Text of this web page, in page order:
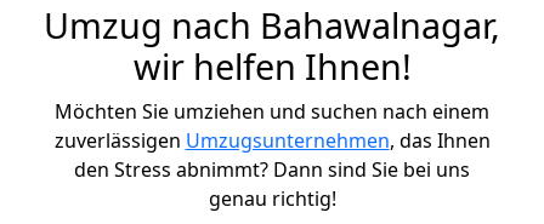
Umzug nach Bahawalnagar,
wir helfen Ihnen!
Möchten Sie umziehen und suchen nach einem
zuverlässigen Umzugsunternehmen, das Ihnen
den Stress abnimmt? Dann sind Sie bei uns
genau richtig!